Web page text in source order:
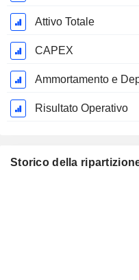
Attivo Totale
CAPEX
Ammortamento e
Risultato Operativo
Storico della